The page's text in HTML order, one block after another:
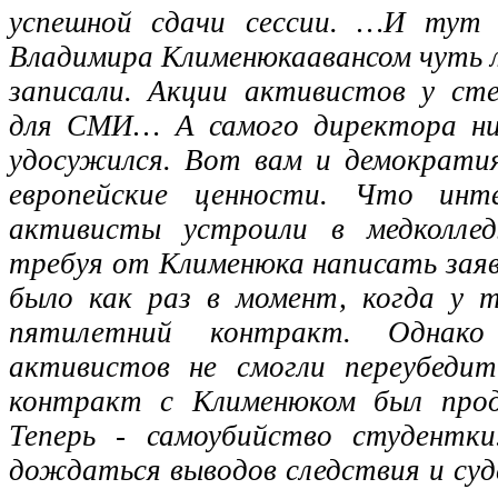
успешной сдачи сессии. …И тут
Владимира Клименюкаавансом чуть
записали. Акции активистов у
для СМИ… А самого директора
удосужился. Вот вам и
европейские ценности. Что
активисты устроили в
требуя от Клименюка написать
было как раз в момент, когда у
пятилетний контракт.
активистов не смогли
контракт с Клименюком был
Теперь - самоубийство
дождаться выводов следствия и